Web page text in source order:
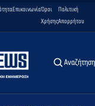
ΕπικοινωνίαΌροι
Χρήσης
Πολιτική
Απορρήτου
Αναζήτηση